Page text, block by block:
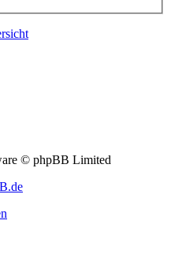
© phpBB Limited